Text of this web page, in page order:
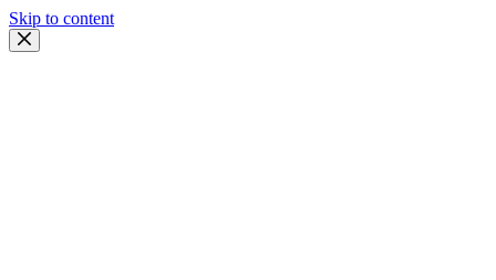
Skip to content